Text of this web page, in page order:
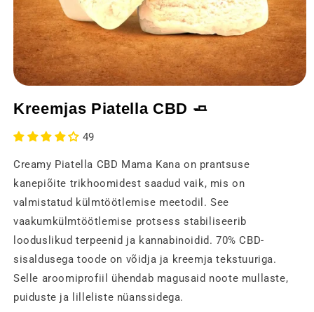
1
aknas
Kreemjas Piatella CBD 🧈
49
Creamy Piatella CBD Mama Kana on prantsuse
kanepiõite trikhoomidest saadud vaik, mis on
valmistatud külmtöötlemise meetodil. See
vaakumkülmtöötlemise protsess stabiliseerib
looduslikud terpeenid ja kannabinoidid. 70% CBD-
sisaldusega toode on võidja ja kreemja tekstuuriga.
Selle aroomiprofiil ühendab magusaid noote mullaste,
puiduste ja lilleliste nüanssidega.